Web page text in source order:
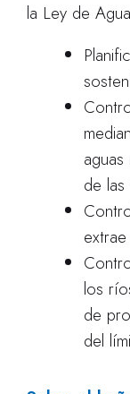
la Ley de
de las
los
de
del